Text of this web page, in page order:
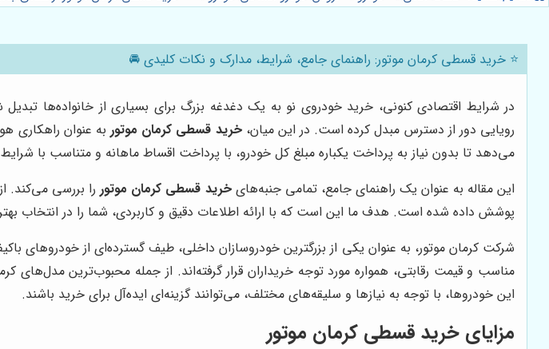
⭐️ خرید قسطی کرمان موتور: راهنمای جامع، شرایط، مدارک و نکات کلیدی 🚘
در شرایط اقتصادی کنونی، خرید خودروی نو به یک دغدغه بزرگ برای بسیاری از خانواده‌ها
رویایی دور از دسترس مبدل کرده است. در این میان،خرید قسطی کرمان موتوربه عنوان راهکاری
می‌دهد تا بدون نیاز به پرداخت یکباره مبلغ کل خودرو، با پرداخت اقساط ماهانه و متناسب با
این مقاله به عنوان یک راهنمای جامع، تمامی جنبه‌هایخرید قسطی کرمان موتوررا بررسی می‌کند.
پوشش داده شده است. هدف ما این است که با ارائه اطلاعات دقیق و کاربردی، شما را در انتخاب
شرکت کرمان موتور، به عنوان یکی از بزرگترین خودروسازان داخلی، طیف گسترده‌ای از خودروهای
این خودروها، با توجه به نیازها و سلیقه‌های مختلف، می‌توانند گزینه‌ای ایده‌آل برای خرید باشند.
مزایای خرید قسطی کرمان موتور